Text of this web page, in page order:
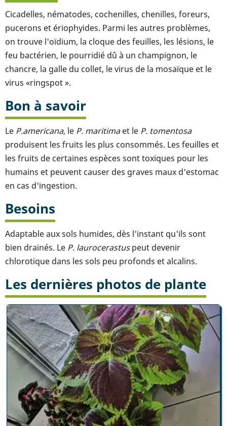
Cicadelles, nématodes, cochenilles, chenilles, foreurs,
pucerons et ériophyides. Parmi les autres problèmes,
on trouve l'oïdium, la cloque des feuilles, les lésions, le
feu bactérien, le pourridié dû à un champignon, le
chancre, la galle du collet, le virus de la mosaïque et le
virus «ringspot ».
Bon à savoir
Le P.americana, le P. maritimaet le P. tomentosa
produisent les fruits les plus consommés. Les feuilles et
les fruits de certaines espèces sont toxiques pour les
humains et peuvent causer des graves maux d'estomac
en cas d'ingestion.
Besoins
Adaptable aux sols humides, dès l'instant qu'ils sont
bien drainés. Le P. laurocerastuspeut devenir
chlorotique dans les sols peu profonds et alcalins.
Les dernières photos de plante